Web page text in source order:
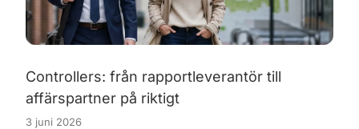
Controllers: från rapportleverantör till
affärspartner på riktigt
3 juni 2026